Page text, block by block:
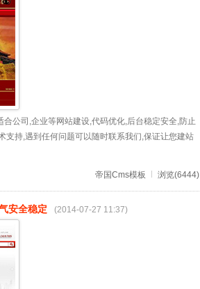
公司,企业等网站建设,代码优化,后台稳定安全,防止
支持,遇到任何问题可以随时联系我们,保证让您建站
帝国Cms模板 浏览(6444)
安全稳定 (2014-07-27 11:37)